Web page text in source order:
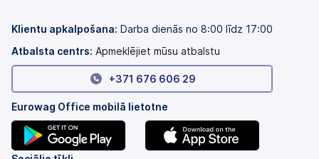
cilnē)
Klientu apkalpošana: Darba dienās no 8:00 līdz 17:00
Atbalsta centrs: Apmeklējiet mūsu atbalstu
+371 676 606 29
Eurowag Office mobilā lietotne